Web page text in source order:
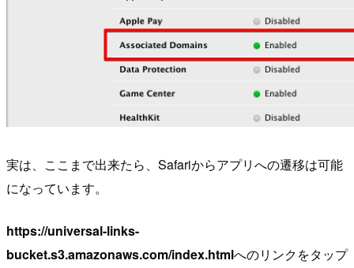
実は、ここまで出来たら、Safariからアプリへの遷移は可能
になっています。
https://universal-links-
bucket.s3.amazonaws.com/index.htmlへのリンクをタップ